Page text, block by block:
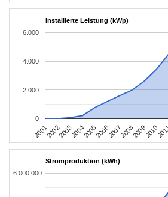
Installierte Leistung (kWp)
2001200220032004200520062007200820092010
0
2.000
4.000
6.000
Stromproduktion (kWh)
6.000.000